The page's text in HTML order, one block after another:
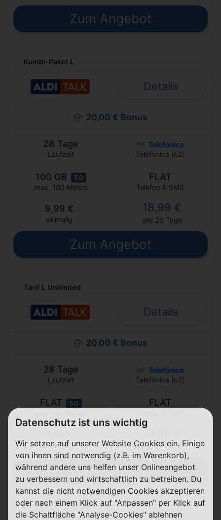
Zum Angebot
Kombi-Paket L
Details
20,00 € Bonus
28 Tage
Laufzeit Telefónica (o2)
100 GB 5G
max. 100 Mbit/s
FLAT
Telefon & SMS
9,99 €
einmalig
18,99 €
alle 28 Tage
Zum Angebot
Tarif L Unlimited
Details
20,00 € Bonus
28 Tage
Laufzeit Telefónica (o2)
FLAT 5G FLAT
einmalig alle 28 Tage
Zum Angebot
Datenschutz ist uns wichtig
Wir setzen auf unserer Website Cookies ein. Einige
von ihnen sind notwendig (z.B. im Warenkorb),
während andere uns helfen unser Onlineangebot
zu verbessern und wirtschaftlich zu betreiben. Du
kannst die nicht notwendigen Cookies akzeptieren
oder nach einem Klick auf "Anpassen" per Klick auf
die Schaltfläche "Analyse-Cookies" ablehnen